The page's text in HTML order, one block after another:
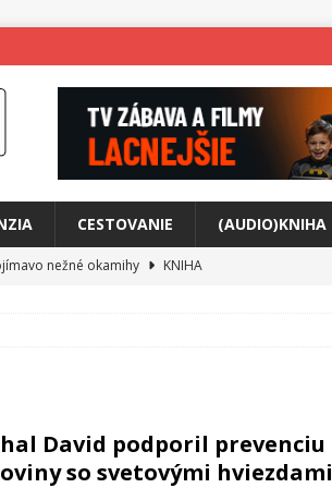
CESTOVANIE (AUDIO)KNIHA
nežné okamihy
KNIHA
Anity Soul
HUDBA
David podporil prevenciu
so svetovými hviezdami